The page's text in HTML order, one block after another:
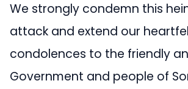
We strongly condemn this
attack and extend our
condolences to the friendly
Government and people of